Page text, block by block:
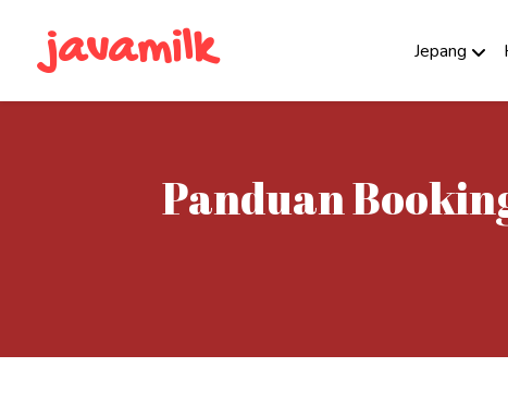
javamilk Jepang
Panduan